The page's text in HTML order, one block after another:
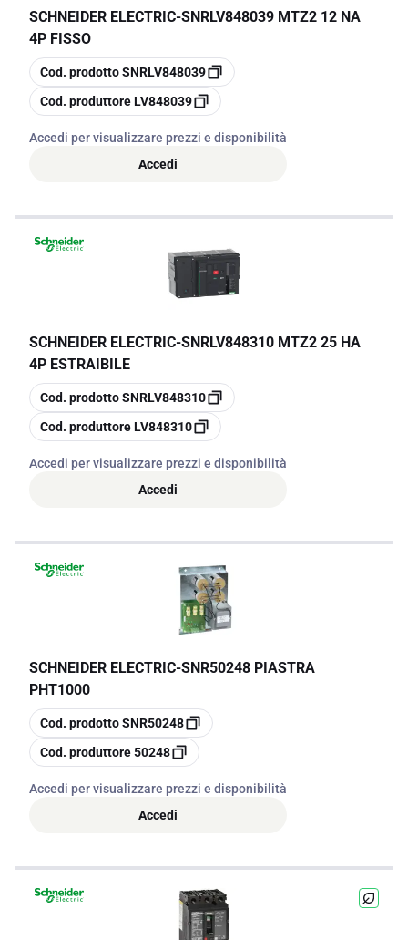
SCHNEIDER ELECTRIC-SNRLV848039 MTZ2 12 NA
4P FISSO
copia
Cod. prodottoSNRLV848039
copia
Cod. produttoreLV848039
Accedi per visualizzare prezzi e disponibilità
Accedi
SCHNEIDER ELECTRIC-SNRLV848310 MTZ2 25 HA
4P ESTRAIBILE
copia
Cod. prodottoSNRLV848310
copia
Cod. produttoreLV848310
Accedi per visualizzare prezzi e disponibilità
Accedi
SCHNEIDER ELECTRIC-SNR50248 PIASTRA
PHT1000
copia
Cod. prodottoSNR50248
copia
Cod. produttore50248
Accedi per visualizzare prezzi e disponibilità
Accedi